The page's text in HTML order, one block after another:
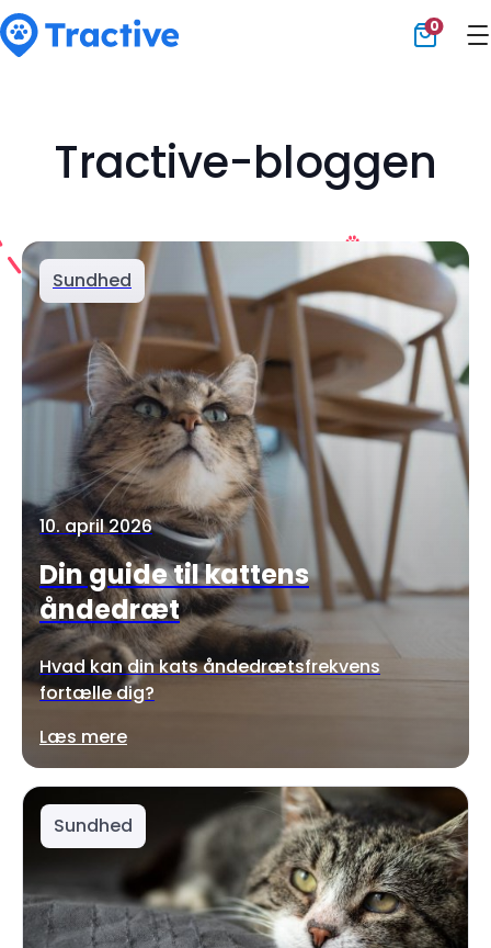
0
Tractive-bloggen
Sundhed
10. april 2026
Din guide til kattens
åndedræt
Hvad kan din kats åndedrætsfrekvens
fortælle dig?
Læs mere
Sundhed